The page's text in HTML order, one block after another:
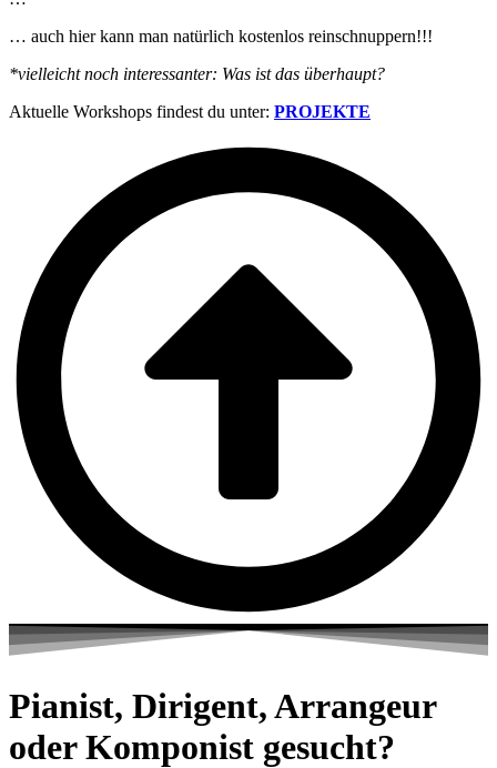
… auch hier kann man natürlich kostenlos reinschnuppern!!!
*vielleicht noch interessanter: Was ist das überhaupt?
Aktuelle Workshops findest du unter: PROJEKTE
Pianist, Dirigent, Arrangeur
oder Komponist gesucht?